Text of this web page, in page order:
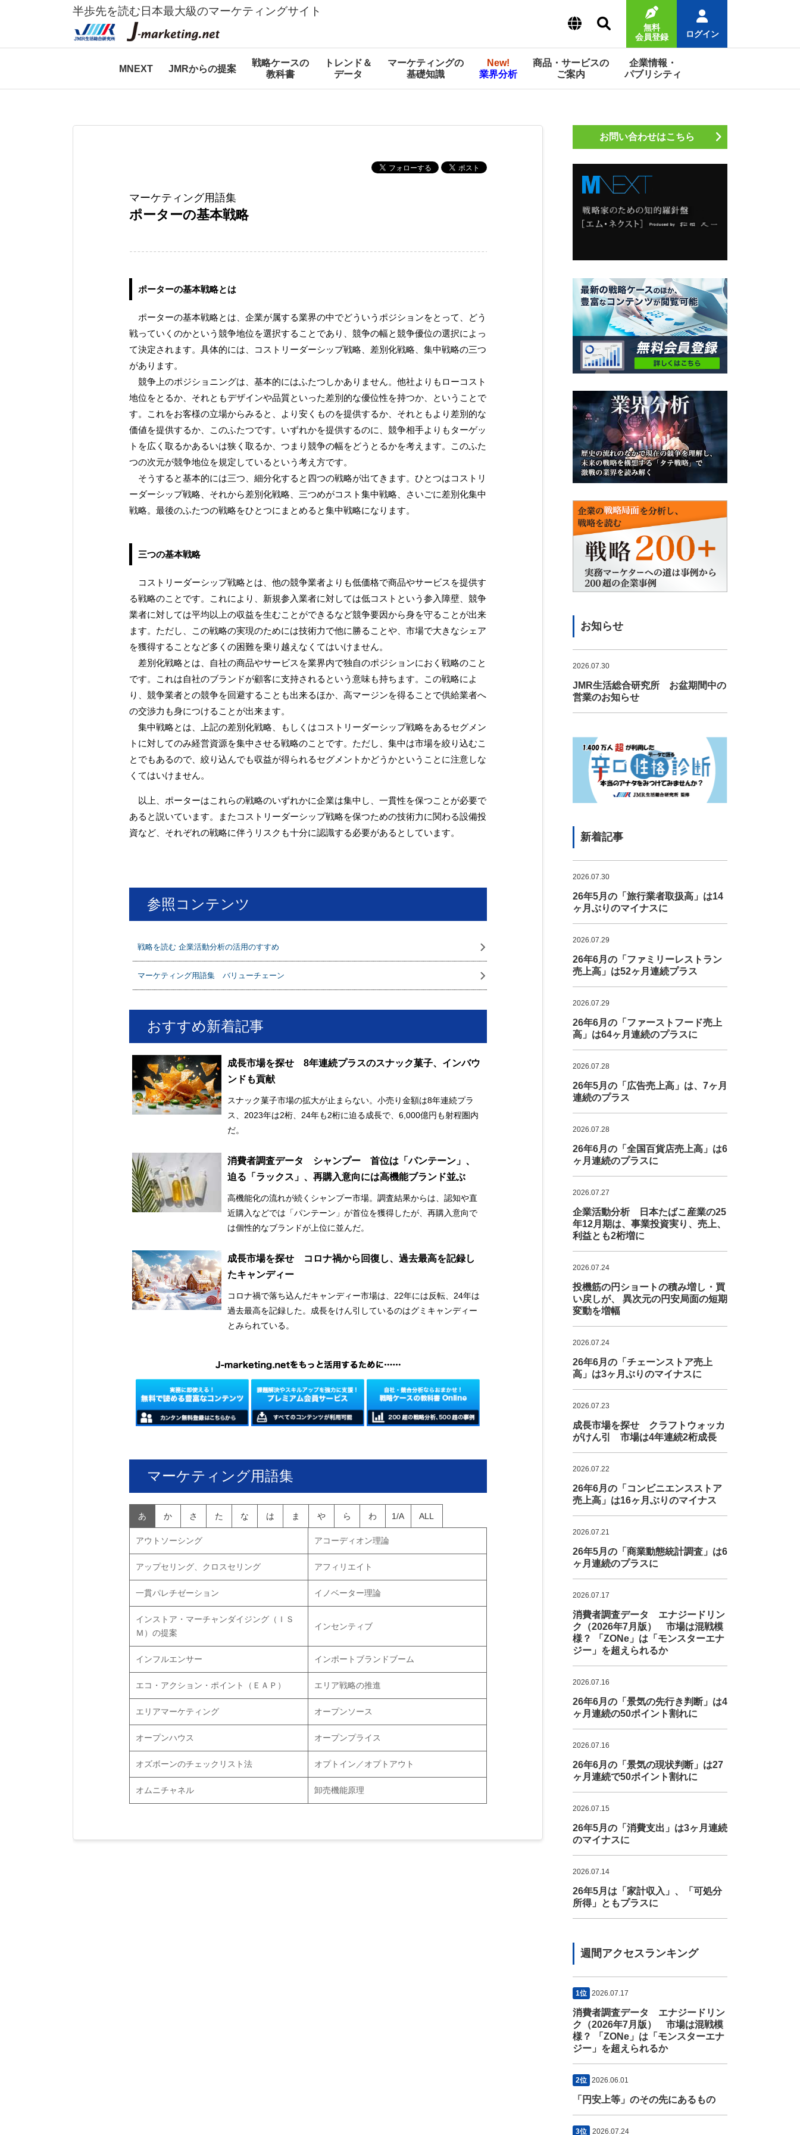
半歩先を読む日本最大級のマーケティングサイト
無料
会員登録
ログイン
MNEXT JMRからの提案
戦略ケースの
教科書
トレンド＆
データ
マーケティングの
基礎知識
New!
業界分析
商品・サービスの
ご案内
企業情報・
パブリシティ
マーケティング用語集
ポーターの基本戦略
ポーターの基本戦略とは
ポーターの基本戦略とは、企業が属する業界の中でどういうポジションをとって、どう
戦っていくのかという競争地位を選択することであり、競争の幅と競争優位の選択によっ
て決定されます。具体的には、コストリーダーシップ戦略、差別化戦略、集中戦略の三つ
があります。
競争上のポジショニングは、基本的にはふたつしかありません。他社よりもローコスト
地位をとるか、それともデザインや品質といった差別的な優位性を持つか、ということで
す。これをお客様の立場からみると、より安くものを提供するか、それともより差別的な
価値を提供するか、このふたつです。いずれかを提供するのに、競争相手よりもターゲッ
トを広く取るかあるいは狭く取るか、つまり競争の幅をどうとるかを考えます。このふた
つの次元が競争地位を規定しているという考え方です。
そうすると基本的には三つ、細分化すると四つの戦略が出てきます。ひとつはコストリ
ーダーシップ戦略、それから差別化戦略、三つめがコスト集中戦略、さいごに差別化集中
戦略。最後のふたつの戦略をひとつにまとめると集中戦略になります。
三つの基本戦略
コストリーダーシップ戦略とは、他の競争業者よりも低価格で商品やサービスを提供す
る戦略のことです。これにより、新規参入業者に対しては低コストという参入障壁、競争
業者に対しては平均以上の収益を生むことができるなど競争要因から身を守ることが出来
ます。ただし、この戦略の実現のためには技術力で他に勝ることや、市場で大きなシェア
を獲得することなど多くの困難を乗り越えなくてはいけません。
差別化戦略とは、自社の商品やサービスを業界内で独自のポジションにおく戦略のこと
です。これは自社のブランドが顧客に支持されるという意味も持ちます。この戦略によ
り、競争業者との競争を回避することも出来るほか、高マージンを得ることで供給業者へ
の交渉力も身につけることが出来ます。
集中戦略とは、上記の差別化戦略、もしくはコストリーダーシップ戦略をあるセグメン
トに対してのみ経営資源を集中させる戦略のことです。ただし、集中は市場を絞り込むこ
とでもあるので、絞り込んでも収益が得られるセグメントかどうかということに注意しな
くてはいけません。
以上、ポーターはこれらの戦略のいずれかに企業は集中し、一貫性を保つことが必要で
あると説いています。またコストリーダーシップ戦略を保つための技術力に関わる設備投
資など、それぞれの戦略に伴うリスクも十分に認識する必要があるとしています。
参照コンテンツ
戦略を読む 企業活動分析の活用のすすめ
マーケティング用語集 バリューチェーン
おすすめ新着記事
成長市場を探せ 8年連続プラスのスナック菓子、インバウ
ンドも貢献
スナック菓子市場の拡大が止まらない。小売り金額は8年連続プラ
ス、2023年は2桁、24年も2桁に迫る成長で、6,000億円も射程圏内
だ。
消費者調査データ シャンプー 首位は「パンテーン」、
迫る「ラックス」、再購入意向には高機能ブランド並ぶ
高機能化の流れが続くシャンプー市場。調査結果からは、認知や直
近購入などでは「パンテーン」が首位を獲得したが、再購入意向で
は個性的なブランドが上位に並んだ。
成長市場を探せ コロナ禍から回復し、過去最高を記録し
たキャンディー
コロナ禍で落ち込んだキャンディー市場は、22年には反転、24年は
過去最高を記録した。成長をけん引しているのはグミキャンディー
とみられている。
マーケティング用語集
あ か さ た な は ま や ら わ 1/A ALL
アウトソーシング アコーディオン理論
アップセリング、クロスセリング アフィリエイト
一貫パレチゼーション イノベーター理論
インストア・マーチャンダイジング（ＩＳ
Ｍ）の提案
インセンティブ
インフルエンサー インポートブランドブーム
エコ・アクション・ポイント（ＥＡＰ） エリア戦略の推進
エリアマーケティング オープンソース
オープンハウス オープンプライス
オズボーンのチェックリスト法 オプトイン／オプトアウト
オムニチャネル 卸売機能原理
お問い合わせはこちら
お知らせ
2026.07.30
JMR生活総合研究所 お盆期間中の
営業のお知らせ
新着記事
2026.07.30
26年5月の「旅行業者取扱高」は14
ヶ月ぶりのマイナスに
2026.07.29
26年6月の「ファミリーレストラン
売上高」は52ヶ月連続プラス
2026.07.29
26年6月の「ファーストフード売上
高」は64ヶ月連続のプラスに
2026.07.28
26年5月の「広告売上高」は、7ヶ月
連続のプラス
2026.07.28
26年6月の「全国百貨店売上高」は6
ヶ月連続のプラスに
2026.07.27
企業活動分析 日本たばこ産業の25
年12月期は、事業投資実り、売上、
利益とも2桁増に
2026.07.24
投機筋の円ショートの積み増し・買
い戻しが、 異次元の円安局面の短期
変動を増幅
2026.07.24
26年6月の「チェーンストア売上
高」は3ヶ月ぶりのマイナスに
2026.07.23
成長市場を探せ クラフトウォッカ
がけん引 市場は4年連続2桁成長
2026.07.22
26年6月の「コンビニエンスストア
売上高」は16ヶ月ぶりのマイナス
2026.07.21
26年5月の「商業動態統計調査」は6
ヶ月連続のプラスに
2026.07.17
消費者調査データ エナジードリン
ク（2026年7月版） 市場は混戦模
様？ 「ZONe」は「モンスターエナ
ジー」を超えられるか
2026.07.16
26年6月の「景気の先行き判断」は4
ヶ月連続の50ポイント割れに
2026.07.16
26年6月の「景気の現状判断」は27
ヶ月連続で50ポイント割れに
2026.07.15
26年5月の「消費支出」は3ヶ月連続
のマイナスに
2026.07.14
26年5月は「家計収入」、「可処分
所得」ともプラスに
週間アクセスランキング
1位 2026.07.17
消費者調査データ エナジードリン
ク（2026年7月版） 市場は混戦模
様？ 「ZONe」は「モンスターエナ
ジー」を超えられるか
2位 2026.06.01
「円安上等」のその先にあるもの
3位 2026.07.24